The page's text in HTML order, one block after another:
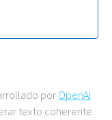
por OpenAI
texto coherente